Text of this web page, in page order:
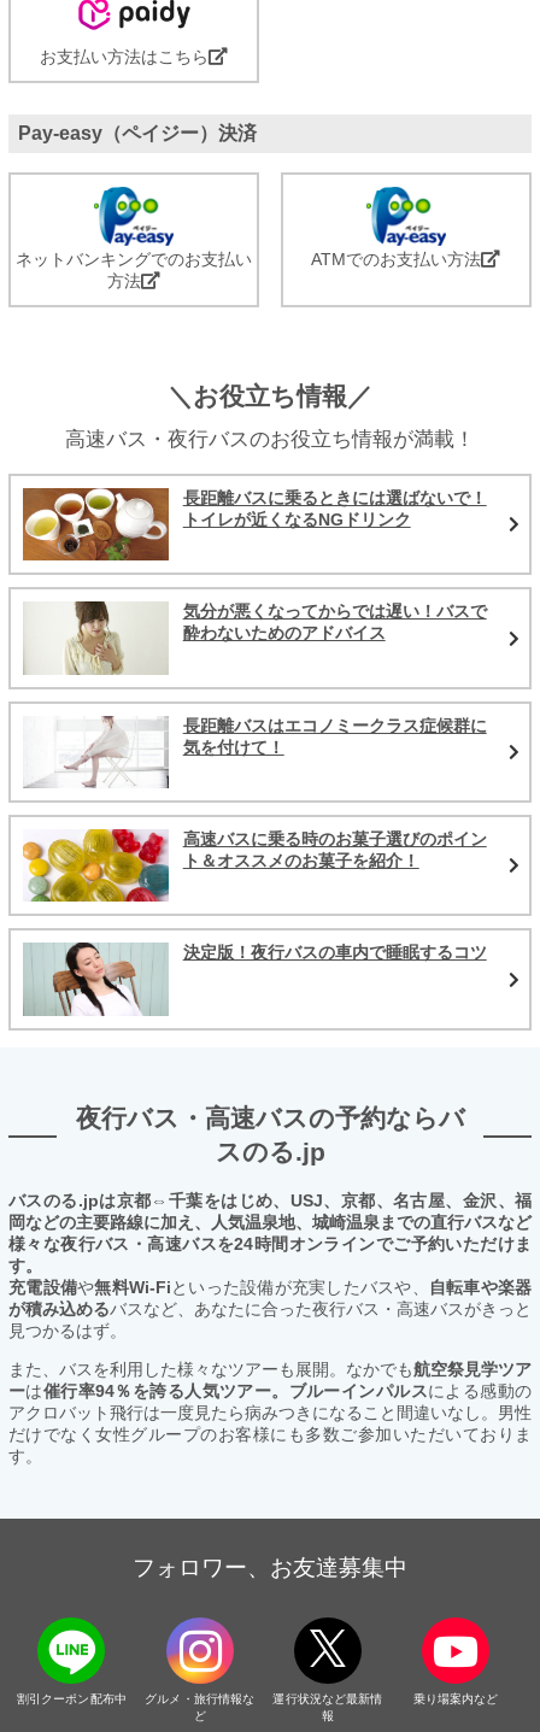
お支払い方法はこちら
Pay-easy（ペイジー）決済
ネットバンキングでのお支払い
方法
ATMでのお支払い方法
＼お役立ち情報／
高速バス・夜行バスのお役立ち情報が満載！
長距離バスに乗るときには選ばないで！
トイレが近くなるNGドリンク
気分が悪くなってからでは遅い！バスで
酔わないためのアドバイス
長距離バスはエコノミークラス症候群に
気を付けて！
高速バスに乗る時のお菓子選びのポイン
ト＆オススメのお菓子を紹介！
決定版！夜行バスの車内で睡眠するコツ
夜行バス・高速バスの予約ならバ
スのる.jp
バスのる.jpは京都⇔千葉をはじめ、USJ、京都、名古屋、金沢、福
岡などの主要路線に加え、人気温泉地、城崎温泉までの直行バスなど
様々な夜行バス・高速バスを24時間オンラインでご予約いただけま
す。
充電設備や無料Wi-Fiといった設備が充実したバスや、
自転車や楽器
が積み込めるバスなど、あなたに合った夜行バス・高速バスがきっと
見つかるはず。
また、バスを利用した様々なツアーも展開。なかでも航空祭見学ツア
ーは催行率94％を誇る人気ツアー。ブルーインパルスによる感動の
アクロバット飛行は一度見たら病みつきになること間違いなし。男性
だけでなく女性グループのお客様にも多数ご参加いただいておりま
す。
フォロワー、お友達募集中
割引クーポン配布中
グルメ・旅行情報な
ど
運行状況など最新情
報
乗り場案内など